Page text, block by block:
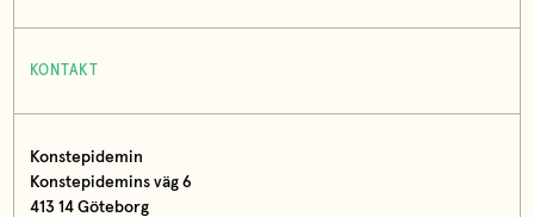
KONTAKT
Konstepidemin
Konstepidemins väg 6
413 14 Göteborg